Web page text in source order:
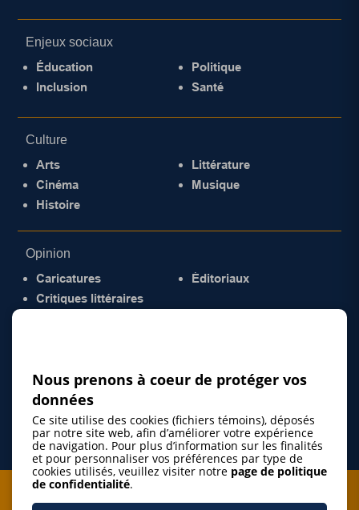
Enjeux sociaux
Éducation
Inclusion
Politique
Santé
Culture
Arts
Cinéma
Histoire
Littérature
Musique
Opinion
Caricatures
Critiques littéraires
Éditoriaux
Je m'abonne à l'infolettre
Nous prenons à coeur de protéger vos
données
Ce site utilise des cookies (fichiers témoins), déposés
par notre site web, afin d’améliorer votre expérience
de navigation. Pour plus d’information sur les finalités
et pour personnaliser vos préférences par type de
cookies utilisés, veuillez visiter notre page de politique
de confidentialité.